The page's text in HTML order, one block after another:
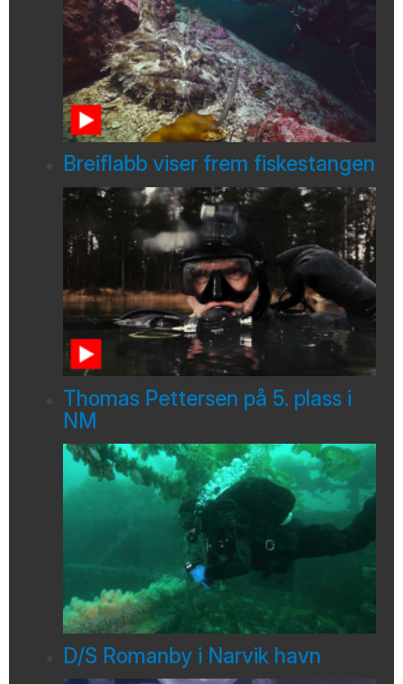
Breiflabb viser frem fiskestangen
Thomas Pettersen på 5. plass i
NM
D/S Romanby i Narvik havn